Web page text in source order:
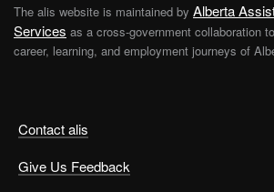
Contact alis
Give Us Feedback
The alis website is maintained by Alberta
Services as a cross-government collaboration
career, learning, and employment journeys of